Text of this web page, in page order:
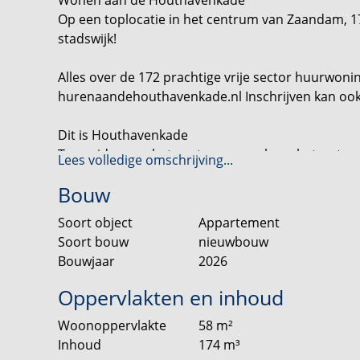
Op een toplocatie in het centrum van Zaandam,
stadswijk!
Alles over de 172 prachtige vrije sector
hurenaandehouthavenkade.nl Inschrijven kan
Dit is Houthavenkade
Ten zuiden van het centrum en pal aan het water
prachtige toevoeging aan de binnenstad van
3 of 4 kamers op een toplocatie in de stad.
van fraaie vergezichten en uitzicht op een
biedt innovatieve oplossingen voor
huren.
Is Houthavenkade straks een groene en
2-kamer appartement
Lees volledige omschrijving...
Bouw
Soort object
Appartement
Soort bouw
nieuwbouw
Bouwjaar
2026
Oppervlakten en inhoud
Woonoppervlakte 58 m²
Inhoud
174 m³